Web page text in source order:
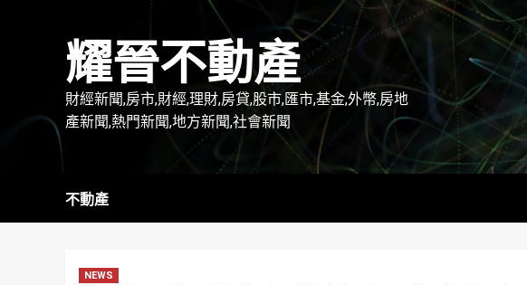
耀晉不動產
財經新聞,房市,財經,理財,房貸,股市,匯市,基金,外幣,房地
產新聞,熱門新聞,地方新聞,社會新聞
不動產
NEWS